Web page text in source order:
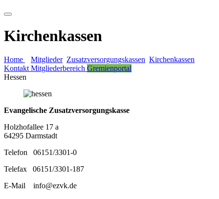
Kirchenkassen
Home Mitglieder Zusatzversorgungskassen Kirchenkassen
Kontakt Mitgliederbereich Gremienportal
Hessen
Evangelische Zusatzversorgungskasse
Holzhofallee 17 a
64295 Darmstadt
Telefon 06151/3301-0
Telefax 06151/3301-187
E-Mail info@ezvk.de